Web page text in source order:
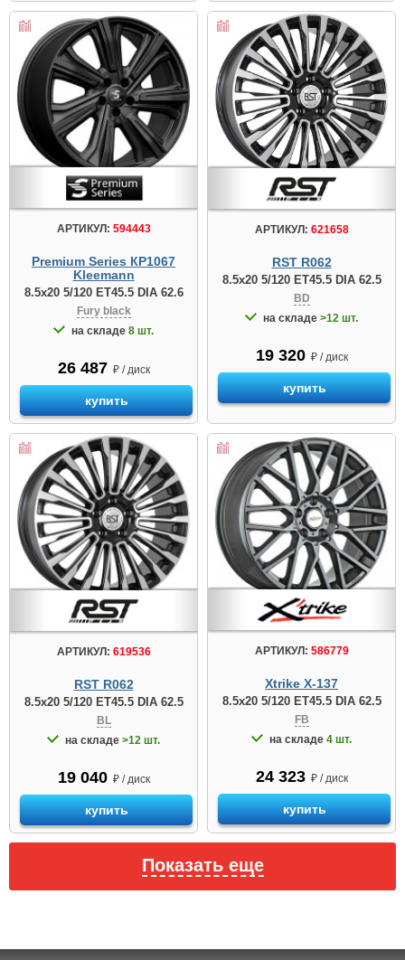
АРТИКУЛ: 594443
Premium Series КР1067
Kleemann
8.5x20 5/120 ET45.5 DIA 62.6
Fury black
на складе 8 шт.
26 487 ₽ / диск
купить
АРТИКУЛ: 621658
RST R062
8.5x20 5/120 ET45.5 DIA 62.5
BD
на складе >12 шт.
19 320 ₽ / диск
купить
АРТИКУЛ: 619536
RST R062
8.5x20 5/120 ET45.5 DIA 62.5
BL
на складе >12 шт.
19 040 ₽ / диск
купить
АРТИКУЛ: 586779
Xtrike X-137
8.5x20 5/120 ET45.5 DIA 62.5
FB
на складе 4 шт.
24 323 ₽ / диск
купить
Показать еще